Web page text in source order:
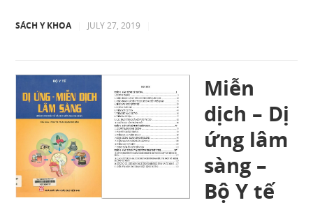
SÁCH Y KHOA JULY 27, 2019
Miễn
dịch – Dị
ứng lâm
sàng –
Bộ Y tế